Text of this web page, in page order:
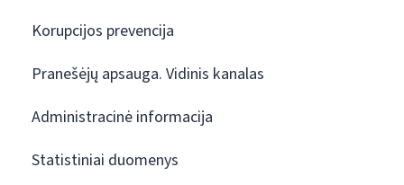
Korupcijos prevencija
Pranešėjų apsauga. Vidinis kanalas
Administracinė informacija
Statistiniai duomenys